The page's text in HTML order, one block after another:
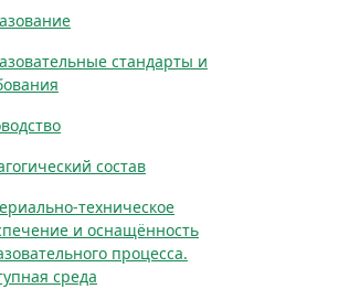
стандарты и
состав
техническое
и оснащённость
процесса.
среда